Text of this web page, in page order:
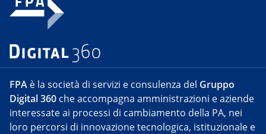
FPA è la società di servizi e consulenza del Gruppo
Digital 360 che accompagna amministrazioni e aziende
interessate ai processi di cambiamento della PA, nei
loro percorsi di innovazione tecnologica, istituzionale e